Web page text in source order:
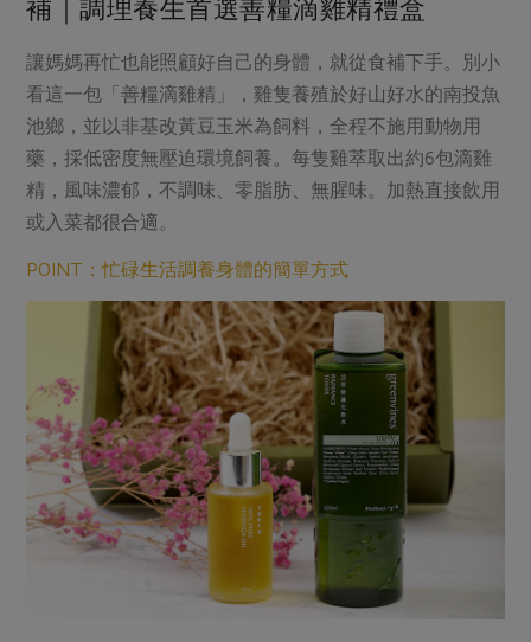
補｜調理養生首選善糧滴雞精禮盒
讓媽媽再忙也能照顧好自己的身體，就從食補下手。別小
看這一包「善糧滴雞精」，雞隻養殖於好山好水的南投魚
池鄉，並以非基改黃豆玉米為飼料，全程不施用動物用
藥，採低密度無壓迫環境飼養。每隻雞萃取出約6包滴雞
精，風味濃郁，不調味、零脂肪、無腥味。加熱直接飲用
或入菜都很合適。
POINT：忙碌生活調養身體的簡單方式